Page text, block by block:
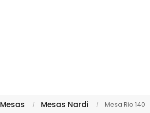
Mesas Mesas Nardi Mesa Rio 140